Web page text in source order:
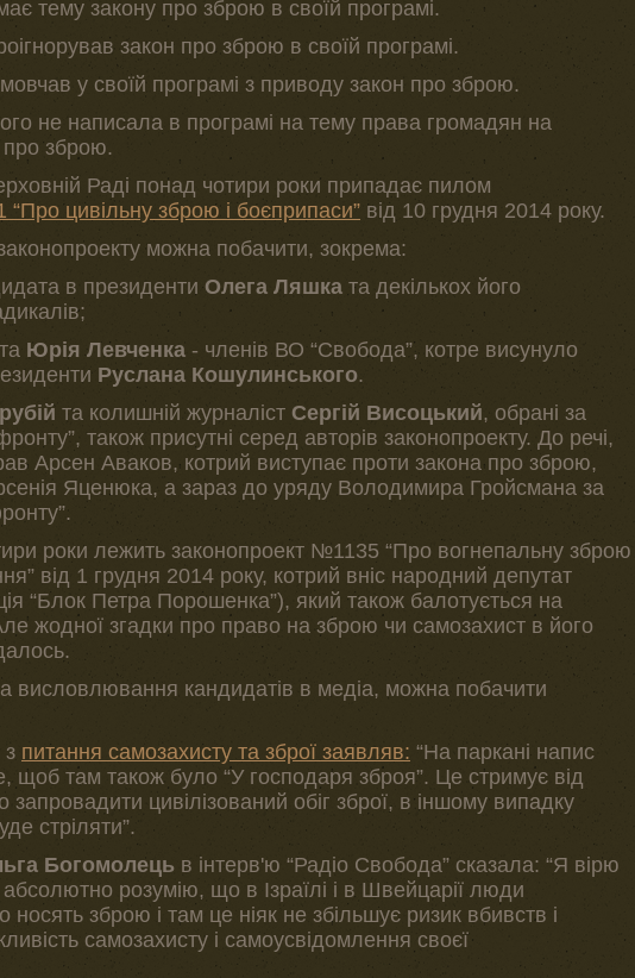
тему закону про зброю в своїй програмі.
закон про зброю в своїй програмі.
у своїй програмі з приводу закон про зброю.
не написала в програмі на тему права громадян на
про зброю.
Раді понад чотири роки припадає пилом
цивільну зброю і боєприпаси” від 10 грудня 2014 року.
можна побачити, зокрема:
в президенти Олега Ляшка та декількох його
та Юрія Левченка - членів ВО “Свобода”, котре висунуло
Руслана Кошулинського.
та колишній журналіст Сергій Висоцький, обрані за
також присутні серед авторів законопроекту. До речі,
Арсен Аваков, котрий виступає проти закона про зброю,
Яценюка, а зараз до уряду Володимира Гройсмана за
роки лежить законопроект №1135 “Про вогнепальну зброю
від 1 грудня 2014 року, котрий вніс народний депутат
“Блок Петра Порошенка”), який також балотується на
жодної згадки про право на зброю чи самозахист в його
висловлювання кандидатів в медіа, можна побачити
з питання самозахисту та зброї заявляв: “На паркані напис
щоб там також було “У господаря зброя”. Це стримує від
запровадити цивілізований обіг зброї, в іншому випадку
стріляти”.
Богомолець в інтерв'ю “Радіо Свобода” сказала: “Я вірю
абсолютно розумію, що в Ізраїлі і в Швейцарії люди
зброю і там це ніяк не збільшує ризик вбивств і
самозахисту і самоусвідомлення своєї